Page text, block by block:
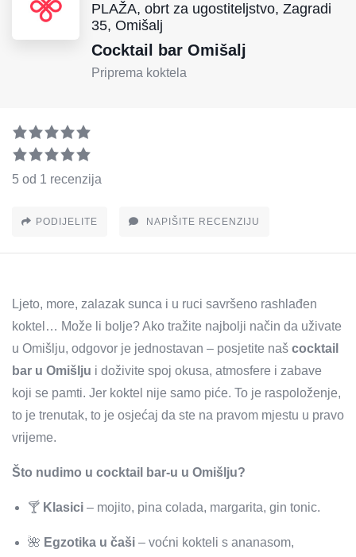
PLAŽA, obrt za ugostiteljstvo, Zagradi
35, Omišalj
Cocktail bar Omišalj
Priprema koktela
5 od 1 recenzija
PODIJELITE NAPIŠITE RECENZIJU
Ljeto, more, zalazak sunca i u ruci savršeno rashlađen
koktel… Može li bolje? Ako tražite najbolji način da uživate
u Omišlju, odgovor je jednostavan – posjetite naš cocktail
bar u Omišlju i doživite spoj okusa, atmosfere i zabave
koji se pamti. Jer koktel nije samo piće. To je raspoloženje,
to je trenutak, to je osjećaj da ste na pravom mjestu u pravo
vrijeme.
Što nudimo u cocktail bar-u u Omišlju?
🍸 Klasici – mojito, pina colada, margarita, gin tonic.
🌺 Egzotika u čaši – voćni kokteli s ananasom,